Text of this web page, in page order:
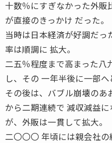
十数％にすぎなかった外販
が直接のきっかけ だった。
当時は日本経済が好調だっ
率は順調に 拡大。
二五％程度まで高まった八
し、その 一年半後に一部へ
その後は、バブル崩壊のあ
から二期連続で 減収減益
が、外販は一貫して拡大。
二〇〇〇 年頃には親会社